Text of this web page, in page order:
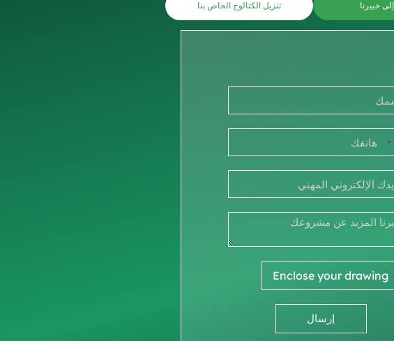
خبيرنا تنزيل الكتالوج الخاص بنا
📎
إرسال